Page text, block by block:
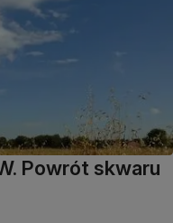
Powrót skwaru